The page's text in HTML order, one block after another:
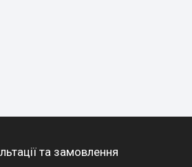
та замовлення